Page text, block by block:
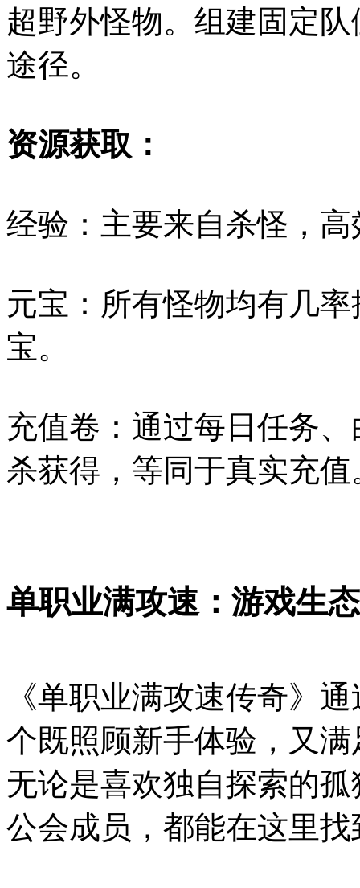
超野外怪物。组建固定
途径。
资源获取：
经验：主要来自杀怪，
元宝：所有怪物均有几
宝。
充值卷：通过每日任务
杀获得，等同于真实充值
单职业满攻速：游戏生态
《单职业满攻速传奇》
个既照顾新手体验，又
无论是喜欢独自探索的
公会成员，都能在这里